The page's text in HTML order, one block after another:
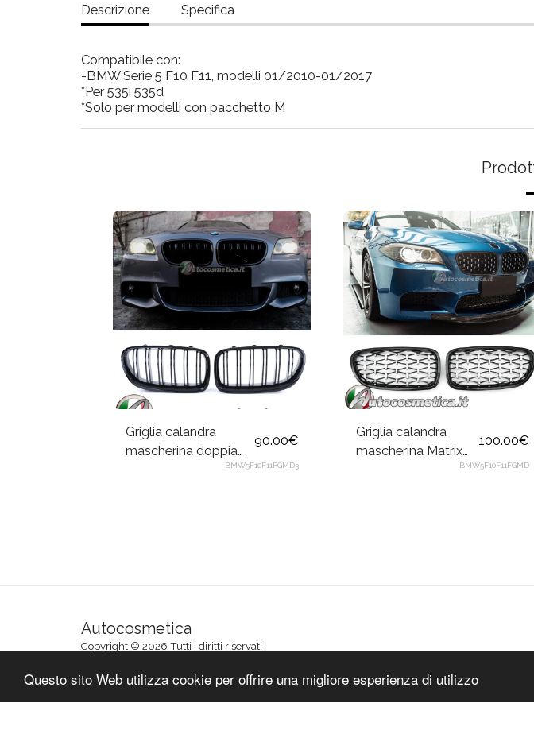
Questo sito Web utilizza cookie per offrire una migliore esperienza di utilizzo
Descrizione Specifica
Compatibile con:
-BMW Serie 5 F10 F11, modelli 01/2010-01/2017
*Per 535i 535d
*Solo per modelli con pacchetto M
Griglia calandra
mascherina doppia
aletta nero per BMW
90.00€
BMW5F10F11FGMD3
Griglia calandra
mascherina Matrix
100.00€
BMW5F10F11FGMD
Autocosmetica
Copyright © 2026 Tutti i diritti riservati